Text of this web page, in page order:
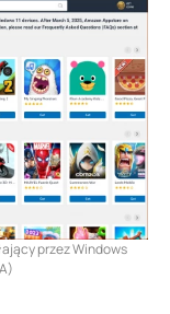
przez Windows